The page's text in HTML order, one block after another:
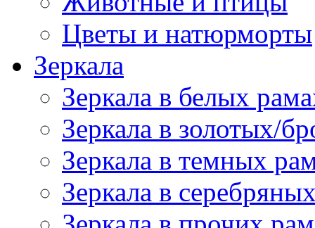
Цветы и натюрморты
Зеркала
Зеркала в белых
Зеркала в золотых/
Зеркала в темных
Зеркала в